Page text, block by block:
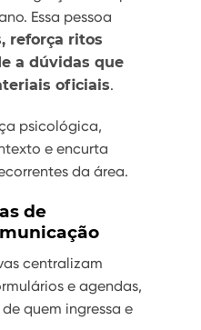
Essa pessoa
reforça ritos
a dúvidas que
oficiais.
psicológica,
e encurta
da área.
de
centralizam
e agendas,
quem ingressa e